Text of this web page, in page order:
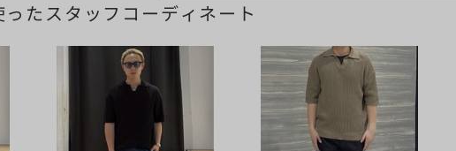
たスタッフコーディネート